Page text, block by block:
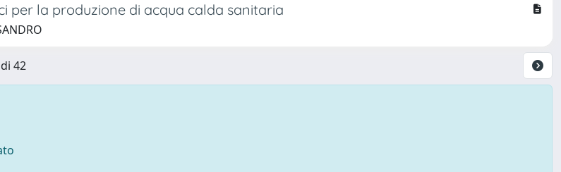
per la produzione di acqua calda sanitaria
42